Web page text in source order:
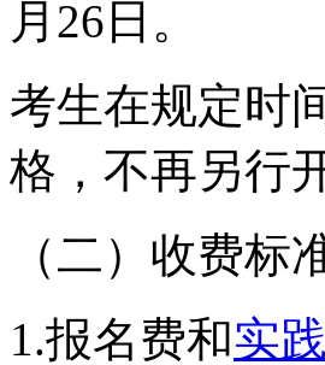
月26日。
考生在规定时
格，不再另行
（二）收费标
1.报名费和实